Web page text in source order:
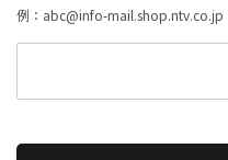
例：abc@info-mail.shop.ntv.co.jp